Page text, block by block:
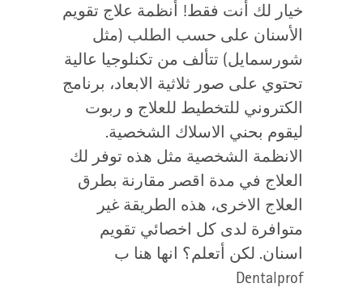
خيار لك أنت فقط! أنظمة علاج تقويم
الأسنان على حسب الطلب (مثل
شورسمايل) تتألف من تكنلوجيا عالية
تحتوي على صور ثلاثية الابعاد، برنامج
الكتروني للتخطيط للعلاج و ربوت
ليقوم بحني الاسلاك الشخصية.
الانظمة الشخصية مثل هذه توفر لك
العلاج في مدة اقصر مقارنة بطرق
العلاج الاخرى، هذه الطريقة غير
متوافرة لدى كل اخصائي تقويم
اسنان. لكن أتعلم؟ انها هنا ب
Dentalprof